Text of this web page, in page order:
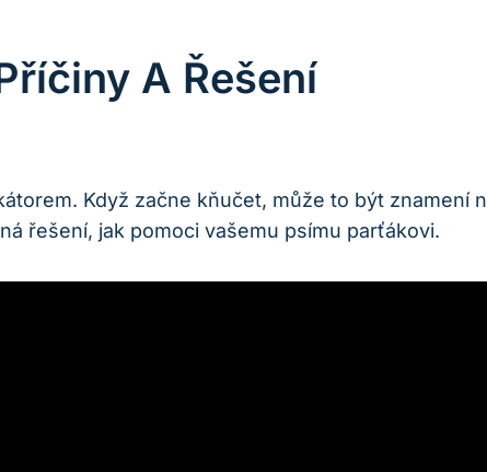
A Řešení
Když začne‌ kňučet, může to být znamení
řešení, jak ⁢pomoci vašemu psímu parťákovi.